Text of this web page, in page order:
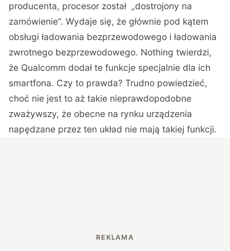
producenta, procesor został „dostrojony na
zamówienie”. Wydaje się, że głównie pod kątem
obsługi ładowania bezprzewodowego i ładowania
zwrotnego bezprzewodowego. Nothing twierdzi,
że Qualcomm dodał te funkcje specjalnie dla ich
smartfona. Czy to prawda? Trudno powiedzieć,
choć nie jest to aż takie nieprawdopodobne
zważywszy, że obecne na rynku urządzenia
napędzane przez ten układ nie mają takiej funkcji.